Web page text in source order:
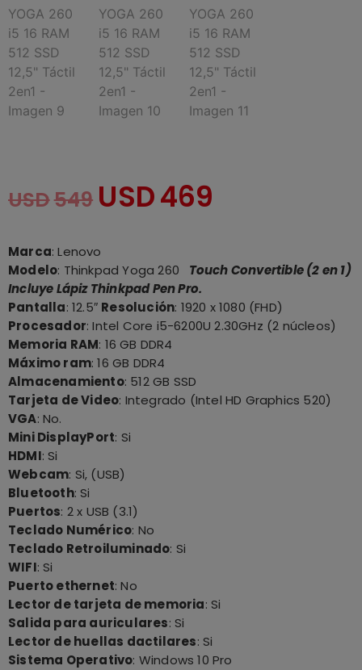
USD549 USD469
Marca: Lenovo
Modelo: Thinkpad Yoga 260
Touch Convertible (2 en 1)
Incluye Lápiz Thinkpad Pen Pro.
Pantalla: 12.5″ Resolución: 1920 x 1080 (FHD)
Procesador: Intel Core i5-6200U 2.30GHz (2 núcleos)
Memoria RAM: 16 GB DDR4
Máximo ram: 16 GB DDR4
Almacenamiento: 512 GB SSD
Tarjeta de Video: Integrado (Intel HD Graphics 520)
VGA: No.
Mini DisplayPort: Si
HDMI: Si
Webcam: Si, (USB)
Bluetooth: Si
Puertos: 2 x USB (3.1)
Teclado Numérico: No
Teclado Retroiluminado: Si
WIFI: Si
Puerto ethernet: No
Lector de tarjeta de memoria: Si
Salida para auriculares: Si
Lector de huellas dactilares: Si
Sistema Operativo: Windows 10 Pro